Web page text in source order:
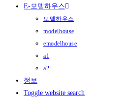
E-모델하우스
모델하우스
modelhouse
emodelhouse
a1
a2
정보
Toggle website search